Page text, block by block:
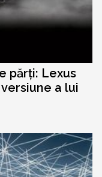
părți: Lexus
a lui